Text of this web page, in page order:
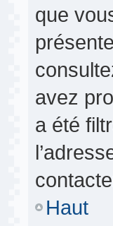
que
avez
a été
Haut